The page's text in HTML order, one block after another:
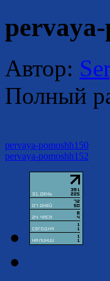
Автор:
Полный
pervaya-pomoshh150
pervaya-pomoshh152